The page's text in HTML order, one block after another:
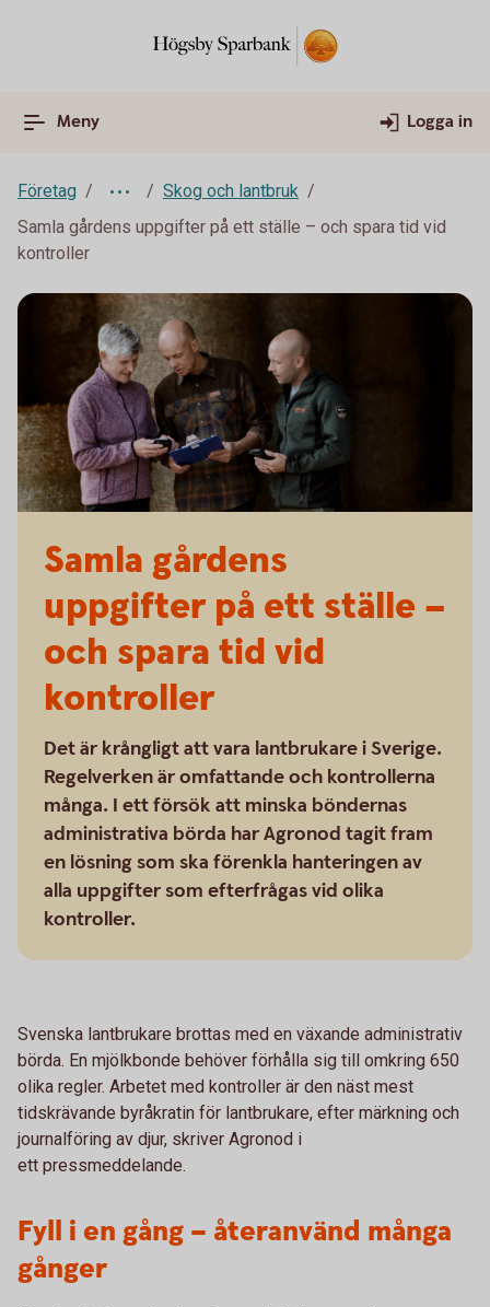
Meny Logga in
Företag
Skog och lantbruk
Samla gårdens uppgifter på ett ställe – och spara tid vid
kontroller
Samla gårdens
uppgifter på ett ställe –
och spara tid vid
kontroller
Det är krångligt att vara lantbrukare i Sverige.
Regelverken är omfattande och kontrollerna
många. I ett försök att minska böndernas
administrativa börda har Agronod tagit fram
en lösning som ska förenkla hanteringen av
alla uppgifter som efterfrågas vid olika
kontroller.
Svenska lantbrukare brottas med en växande administrativ
börda. En mjölkbonde behöver förhålla sig till omkring 650
olika regler. Arbetet med kontroller är den näst mest
tidskrävande byråkratin för lantbrukare, efter märkning och
journalföring av djur, skriver Agronod i
ett pressmeddelande.
Fyll i en gång – återanvänd många
gånger